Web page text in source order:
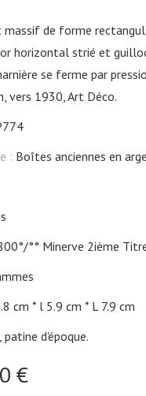
de forme
horizontal strié et
se ferme par
vers 1930, Art Déco.
: Boîtes anciennes en
°° Minerve 2ième
cm l 5.9 cm
L 7.9 cm
d'époque.
€